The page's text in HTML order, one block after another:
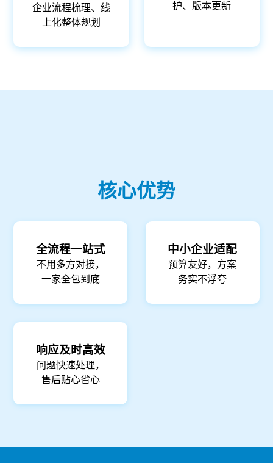
企业流程梳理、线
上化整体规划
护、版本更新
核心优势
全流程一站式
不用多方对接，
一家全包到底
中小企业适配
预算友好，方案
务实不浮夸
响应及时高效
问题快速处理，
售后贴心省心